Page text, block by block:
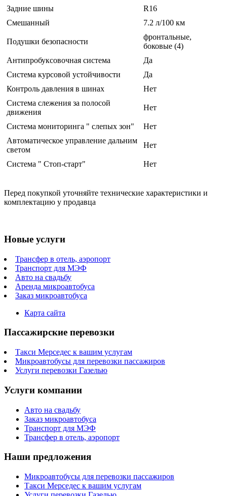
Задние шины
R16
Смешанный
7.2 л/100 км
Подушки безопасности
фронтальные,
боковые (4)
Антипробуксовочная система
Да
Система курсовой устойчивости
Да
Контроль давления в шинах
Нет
Система слежения за полосой
движения
Нет
Система мониторинга " слепых зон"
Нет
Автоматическое управление дальним
светом
Нет
Система " Стоп-старт" Нет
Перед покупкой уточняйте технические характеристики и
комплектацию у продавца
Новые услуги
Трансфер в отель, аэропорт
Транспорт для МЭФ
Авто на свадьбу
Аренда микроавтобуса
Заказ микроавтобуса
Карта сайта
Пассажирские перевозки
Такси Мерседес к вашим услугам
Микроавтобусы для перевозки пассажиров
Услуги перевозки Газелью
Услуги компании
Авто на свадьбу
Заказ микроавтобуса
Транспорт для МЭФ
Трансфер в отель, аэропорт
Наши предложения
Микроавтобусы для перевозки пассажиров
Такси Мерседес к вашим услугам